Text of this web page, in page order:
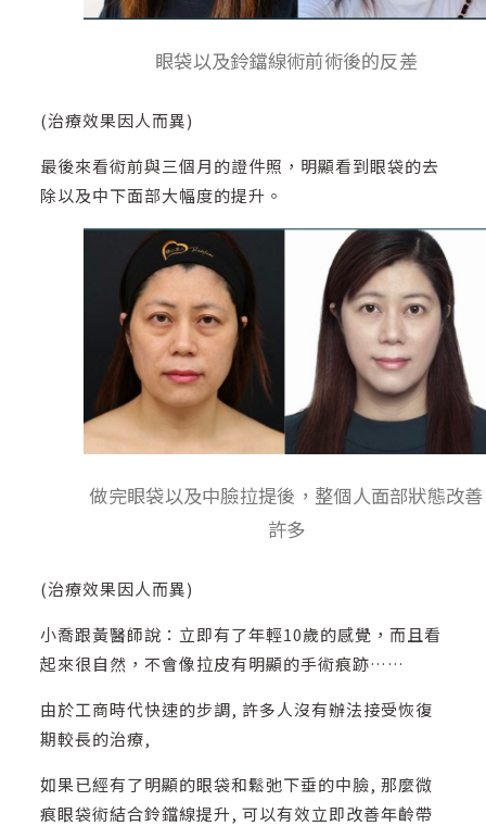
眼袋以及鈴鐺線術前術後的反差
(治療效果因人而異)
最後來看術前與三個月的證件照，明顯看到眼袋的去
除以及中下面部大幅度的提升。
做完眼袋以及中臉拉提後，整個人面部狀態改善
許多
(治療效果因人而異)
小喬跟黃醫師說：立即有了年輕10歲的感覺，而且看
起來很自然，不會像拉皮有明顯的手術痕跡……
由於工商時代快速的步調, 許多人沒有辦法接受恢復
期較長的治療,
如果已經有了明顯的眼袋和鬆弛下垂的中臉, 那麼微
痕眼袋術結合鈴鐺線提升, 可以有效立即改善年齡帶